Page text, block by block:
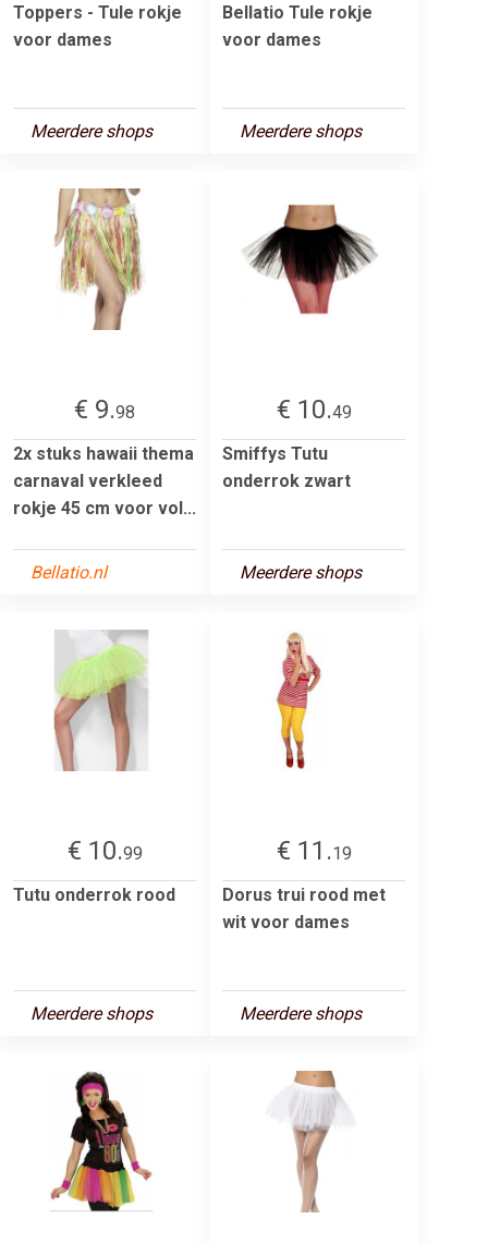
Toppers - Tule rokje
voor dames
Meerdere shops
Bellatio Tule rokje
voor dames
Meerdere shops
€ 9.98
2x stuks hawaii thema
carnaval verkleed
rokje 45 cm voor vol...
Bellatio.nl
€ 10.49
Smiffys Tutu
onderrok zwart
Meerdere shops
€ 10.99
Tutu onderrok rood
Meerdere shops
€ 11.19
Dorus trui rood met
wit voor dames
Meerdere shops